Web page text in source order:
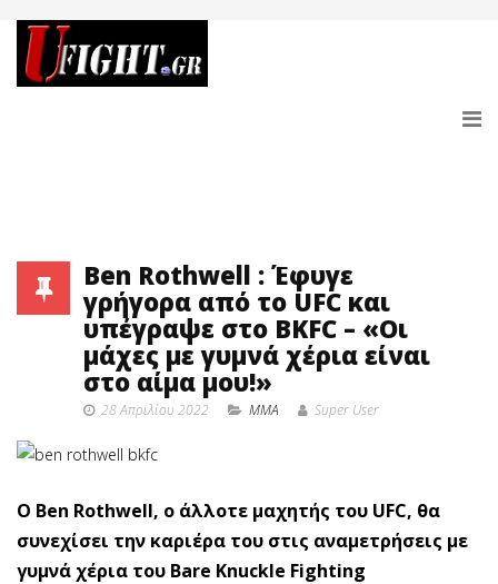
Ben Rothwell : Έφυγε
γρήγορα από το UFC και
υπέγραψε στο BKFC – «Οι
μάχες με γυμνά χέρια είναι
στο αίμα μου!»
28 Απριλίου 2022 MMA Super User
Ο Ben Rothwell, ο άλλοτε μαχητής του UFC, θα
συνεχίσει την καριέρα του στις αναμετρήσεις με
γυμνά χέρια του Bare Knuckle Fighting